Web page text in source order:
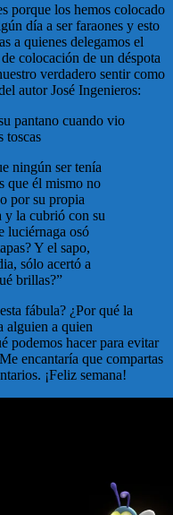
porque los hemos colocado
día a ser faraones y esto
a quienes delegamos el
colocación de un déspota
verdadero sentir como
autor José Ingenieros:
pantano cuando vio
toscas
ningún ser tenía
que él mismo no
por su propia
y la cubrió con su
luciérnaga osó
Y el sapo,
sólo acertó a
brillas?”
fábula? ¿Por qué la
alguien a quien
podemos hacer para evitar
encantaría que compartas
¡Feliz semana!